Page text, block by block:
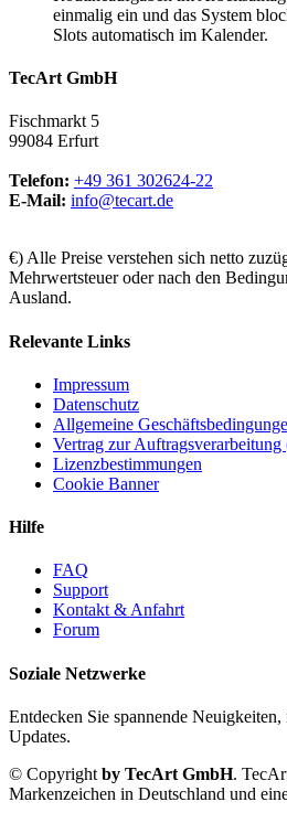
einmalig ein und das System
Slots automatisch im Kalender.
TecArt GmbH
Fischmarkt 5
99084 Erfurt
Telefon: +49 361 302624-22
E-Mail: info@tecart.de
€) Alle Preise verstehen sich netto
Mehrwertsteuer oder nach den
Ausland.
Relevante Links
Impressum
Datenschutz
Allgemeine
Vertrag zur
Lizenzbestimmungen
Cookie Banner
Hilfe
FAQ
Support
Kontakt & Anfahrt
Forum
Soziale Netzwerke
Entdecken Sie spannende
Updates.
© Copyright by TecArt GmbH.
Markenzeichen in Deutschland und